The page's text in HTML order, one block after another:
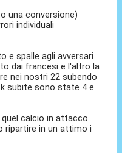
una conversione)
individuali
e spalle agli avversari
dai francesi e l'altro la
nei nostri 22 subendo
subite sono state 4 e
calcio in attacco
ripartire in un attimo i